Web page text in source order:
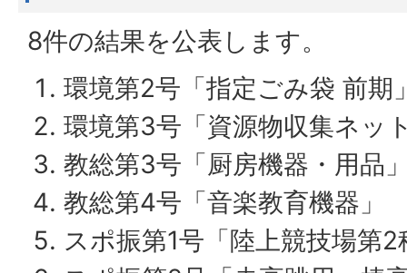
8件の結果を公表します。
環境第2号「指定ごみ袋 前期
環境第3号「資源物収集ネッ
教総第3号「厨房機器・用品
教総第4号「音楽教育機器」
スポ振第1号「陸上競技場第